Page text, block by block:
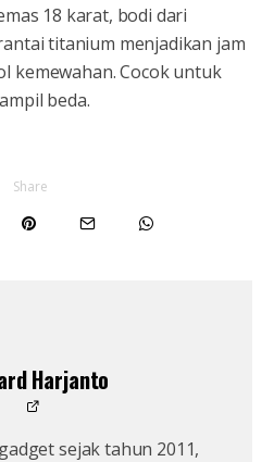
18 karat, bodi dari
titanium menjadikan jam
kemewahan. Cocok untuk
beda.
Share
Harjanto
sejak tahun 2011,